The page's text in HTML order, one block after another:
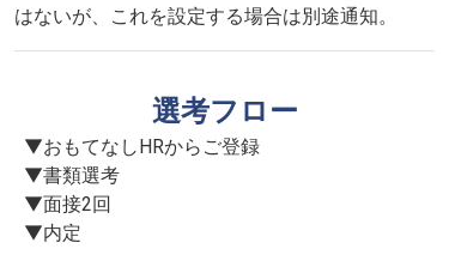
はないが、これを設定する場合は別途通知。
選考フロー
▼おもてなしHRからご登録
▼書類選考
▼面接2回
▼内定